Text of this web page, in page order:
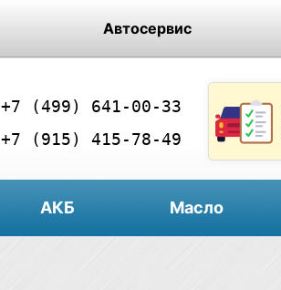
Автосервис
+7 (499) 641-00-33
+7 (915) 415-78-49
АКБ Масло